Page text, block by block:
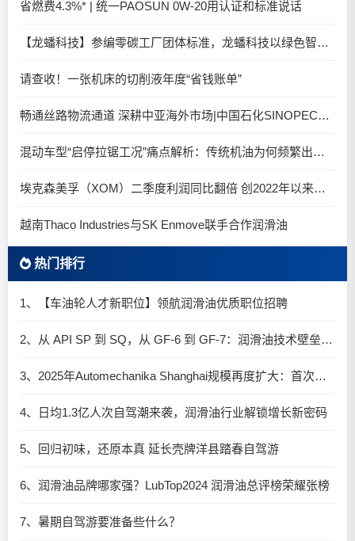
省燃费4.3%* | 统一PAOSUN 0W-20用认证和标准说话
【龙蟠科技】参编零碳工厂团体标准，龙蟠科技以绿色智造锚定零碳未来
请查收！一张机床的切削液年度“省钱账单”
畅通丝路物流通道 深耕中亚海外市场|中国石化SINOPEC润滑油北京-阿拉木图图定班列顺利抵达
混动车型“启停拉锯工况”痛点解析：传统机油为何频繁出现油泥堆积？
埃克森美孚（XOM）二季度利润同比翻倍 创2022年以来新高
越南Thaco Industries与SK Enmove联手合作润滑油
热门排行
1、【车油轮人才新职位】领航润滑油优质职位招聘
2、从 API SP 到 SQ，从 GF-6 到 GF-7：润滑油技术壁垒再升高，你准备好了吗？
3、2025年Automechanika Shanghai规模再度扩大：首次启用国家会展中心（上海）全部15个展馆
4、日均1.3亿人次自驾潮来袭，润滑油行业解锁增长新密码​
5、回归初味，还原本真 延长壳牌洋县踏春自驾游
6、润滑油品牌哪家强？LubTop2024 润滑油总评榜荣耀张榜
7、暑期自驾游要准备些什么？